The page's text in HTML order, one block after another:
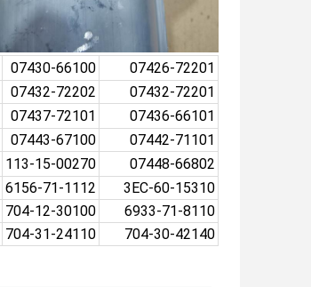
07426-72201
07430-66100
07432-72201
07432-72202
07436-66101
07437-72101
07442-71101
07443-67100
07448-66802
113-15-00270
3EC-60-15310
6156-71-1112
6933-71-8110
704-12-30100
704-30-42140
704-31-24110